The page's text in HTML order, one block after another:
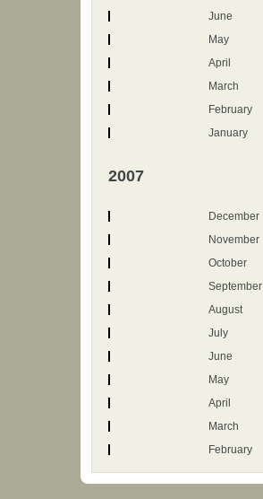
June
May
April
March
February
January
2007
December
November
October
September
August
July
June
May
April
March
February